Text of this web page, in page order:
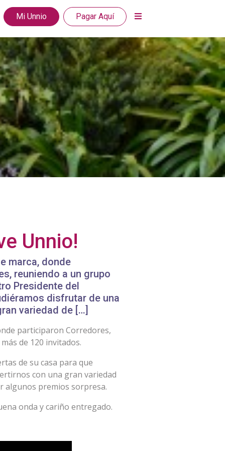
Mi Unnio Pagar Aquí
Unnio!
marca, donde
reuniendo a un grupo
Presidente del
disfrutar de una
variedad de […]
participaron Corredores,
de 120 invitados.
de su casa para que
con una gran variedad
algunos premios sorpresa.
onda y cariño entregado.